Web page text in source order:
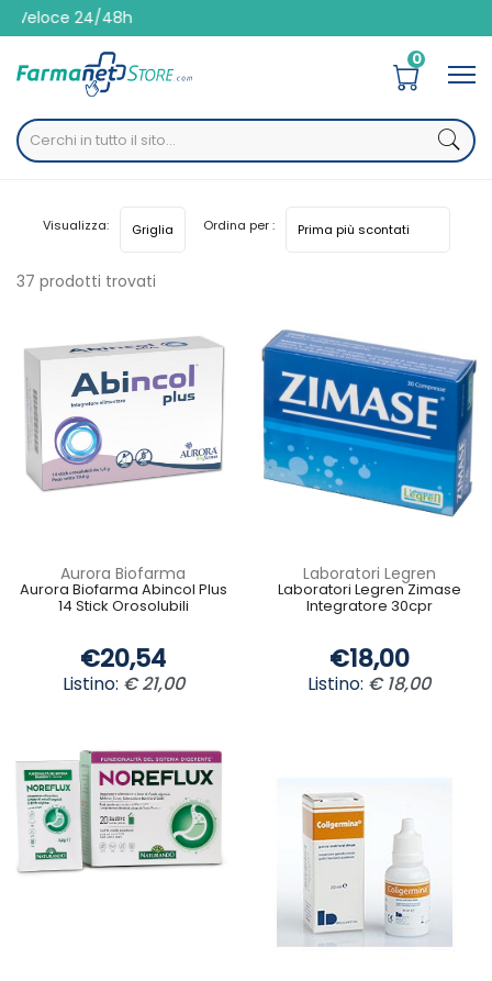
24/48h
0
37 prodotti trovati
Visualizza: Ordina per :
Aurora Biofarma
Aurora Biofarma Abincol Plus
14 Stick Orosolubili
€20,54
Listino: € 21,00
Laboratori Legren
Laboratori Legren Zimase
Integratore 30cpr
€18,00
Listino: € 18,00